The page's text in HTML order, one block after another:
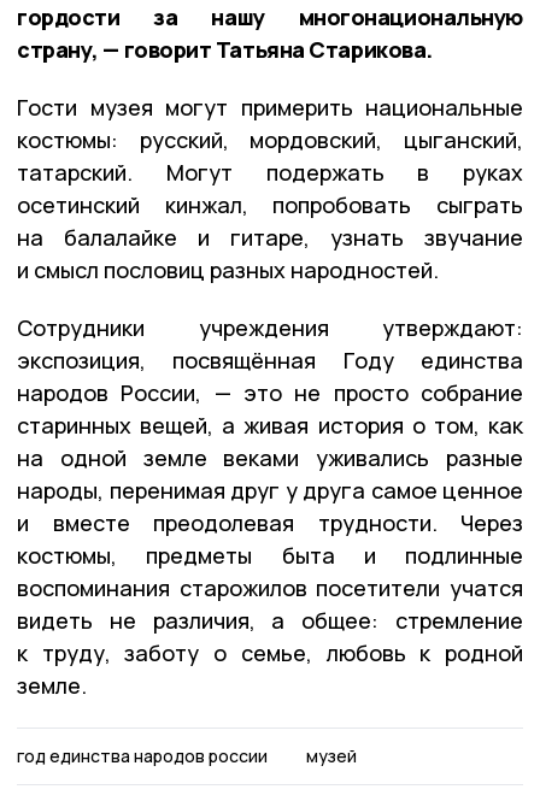
гордости за нашу многонациональную
страну, — говорит Татьяна Старикова.
Гости музея могут примерить национальные
костюмы: русский, мордовский, цыганский,
татарский. Могут подержать в руках
осетинский кинжал, попробовать сыграть
на балалайке и гитаре, узнать звучание
и смысл пословиц разных народностей.
Сотрудники учреждения утверждают:
экспозиция, посвящённая Году единства
народов России, — это не просто собрание
старинных вещей, а живая история о том, как
на одной земле веками уживались разные
народы, перенимая друг у друга самое ценное
и вместе преодолевая трудности. Через
костюмы, предметы быта и подлинные
воспоминания старожилов посетители учатся
видеть не различия, а общее: стремление
к труду, заботу о семье, любовь к родной
земле.
год единства народов россии музей